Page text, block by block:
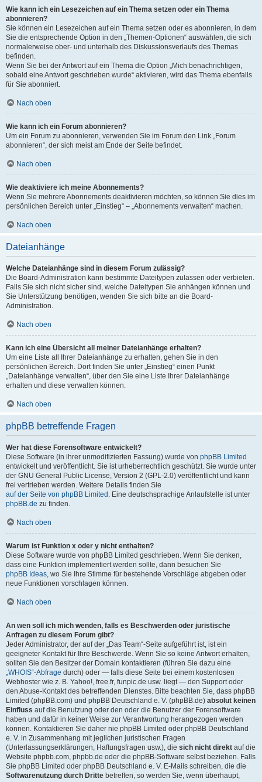
Wie kann ich ein Lesezeichen auf ein Thema setzen oder ein Thema
abonnieren?
Sie können ein Lesezeichen auf ein Thema setzen oder es abonnieren, in dem
Sie die entsprechende Option in den „Themen-Optionen“ auswählen, die sich
normalerweise ober- und unterhalb des Diskussionsverlaufs des Themas
befinden.
Wenn Sie bei der Antwort auf ein Thema die Option „Mich benachrichtigen,
sobald eine Antwort geschrieben wurde“ aktivieren, wird das Thema ebenfalls
für Sie abonniert.
Nach oben
Wie kann ich ein Forum abonnieren?
Um ein Forum zu abonnieren, verwenden Sie im Forum den Link „Forum
abonnieren“, der sich meist am Ende der Seite befindet.
Nach oben
Wie deaktiviere ich meine Abonnements?
Wenn Sie mehrere Abonnements deaktivieren möchten, so können Sie dies im
persönlichen Bereich unter „Einstieg“ – „Abonnements verwalten“ machen.
Nach oben
Dateianhänge
Welche Dateianhänge sind in diesem Forum zulässig?
Die Board-Administration kann bestimmte Dateitypen zulassen oder verbieten.
Falls Sie sich nicht sicher sind, welche Dateitypen Sie anhängen können und
Sie Unterstützung benötigen, wenden Sie sich bitte an die Board-
Administration.
Nach oben
Kann ich eine Übersicht all meiner Dateianhänge erhalten?
Um eine Liste all Ihrer Dateianhänge zu erhalten, gehen Sie in den
persönlichen Bereich. Dort finden Sie unter „Einstieg“ einen Punkt
„Dateianhänge verwalten“, über den Sie eine Liste Ihrer Dateianhänge
erhalten und diese verwalten können.
Nach oben
phpBB betreffende Fragen
Wer hat diese Forensoftware entwickelt?
Diese Software (in ihrer unmodifizierten Fassung) wurde von phpBB Limited
entwickelt und veröffentlicht. Sie ist urheberrechtlich geschützt. Sie wurde unter
der GNU General Public License, Version 2 (GPL-2.0) veröffentlicht und kann
frei vertrieben werden. Weitere Details finden Sie
auf der Seite von phpBB Limited . Eine deutschsprachige Anlaufstelle ist unter
phpBB.de zu finden.
Nach oben
Warum ist Funktion x oder y nicht enthalten?
Diese Software wurde von phpBB Limited geschrieben. Wenn Sie denken,
dass eine Funktion implementiert werden sollte, dann besuchen Sie
phpBB Ideas, wo Sie Ihre Stimme für bestehende Vorschläge abgeben oder
neue Funktionen vorschlagen können.
Nach oben
An wen soll ich mich wenden, falls es Beschwerden oder juristische
Anfragen zu diesem Forum gibt?
Jeder Administrator, der auf der „Das Team“-Seite aufgeführt ist, ist ein
geeigneter Kontakt für Ihre Beschwerde. Wenn Sie so keine Antwort erhalten,
sollten Sie den Besitzer der Domain kontaktieren (führen Sie dazu eine
„WHOIS“-Abfrage durch) oder — falls diese Seite bei einem kostenlosen
Webhoster wie z. B. Yahoo!, free.fr, funpic.de usw. liegt — den Support oder
den Abuse-Kontakt des betreffenden Dienstes. Bitte beachten Sie, dass phpBB
Limited (phpBB.com) und phpBB Deutschland e. V. (phpBB.de) absolut keinen
Einfluss auf die Benutzung oder den oder die Benutzer der Forensoftware
haben und dafür in keiner Weise zur Verantwortung herangezogen werden
können. Kontaktieren Sie daher nie phpBB Limited oder phpBB Deutschland
e. V. in Zusammenhang mit jeglichen juristischen Fragen
(Unterlassungserklärungen, Haftungsfragen usw.), die sich nicht direkt auf die
Website phpbb.com, phpbb.de oder die phpBB-Software selbst beziehen. Falls
Sie phpBB Limited oder phpBB Deutschland e. V. E-Mails schreiben, die die
Softwarenutzung durch Dritte betreffen, so werden Sie, wenn überhaupt,